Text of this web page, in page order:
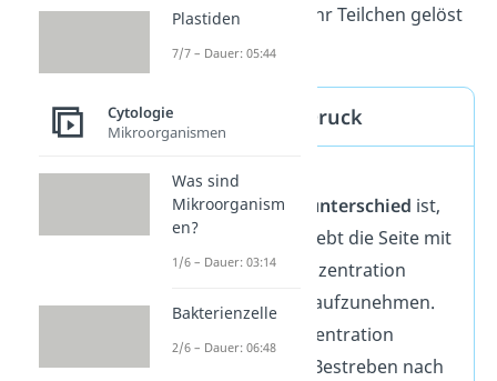
bedeutet, dass mehr Teilchen gelöst
sind.
Osmotischer Druck
Je größer der
Konzentrationsunterschied ist,
umso stärker strebt die Seite mit
der höheren Konzentration
danach, Wasser aufzunehmen.
So wird die Konzentration
gesenkt. Dieses Bestreben nach
Plastiden
7/7 – Dauer: 05:44
Cytologie
Mikroorganismen
Was sind
Mikroorganism
en?
1/6 – Dauer: 03:14
Bakterienzelle
2/6 – Dauer: 06:48